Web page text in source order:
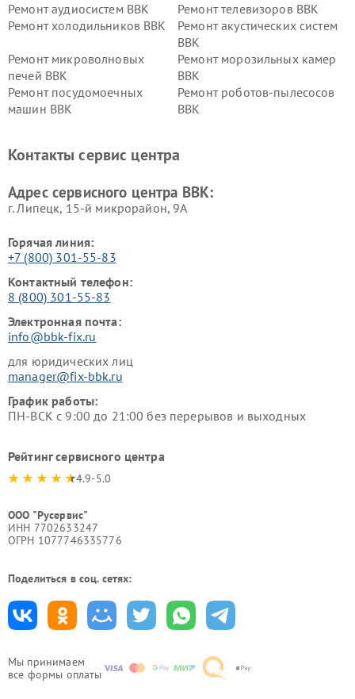
Мы принимаем
все формы оплаты
Ремонт аудиосистем BBK
Ремонт телевизоров BBK
Ремонт холодильников BBK
Ремонт акустических систем
BBK
Ремонт микроволновых
печей BBK
Ремонт морозильных камер
BBK
Ремонт посудомоечных
машин BBK
Ремонт роботов-пылесосов
BBK
Ремонт винных шкафов BBK
Контакты сервис центра
Адрес сервисного центра BBK:
г. Липецк, 15-й микрорайон, 9А
Горячая линия:
+7 (800) 301-55-83
Контактный телефон:
8 (800) 301-55-83
Электронная почта:
info@bbk-fix.ru
для юридических лиц
manager@fix-bbk.ru
График работы:
ПН-ВСК с 9:00 до 21:00 без перерывов и выходных
Рейтинг сервисного центра
4.9-5.0
ООО "Русервис"
ИНН 7702633247
ОГРН 1077746335776
Поделиться в соц. сетях: